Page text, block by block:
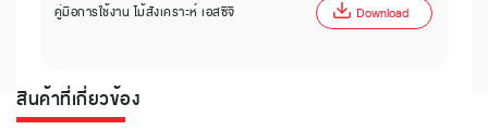
คู่มือการใช้งาน ไม้สังเคราะห์ เอสซีจี Download
สินค้าที่เกี่ยวข้อง